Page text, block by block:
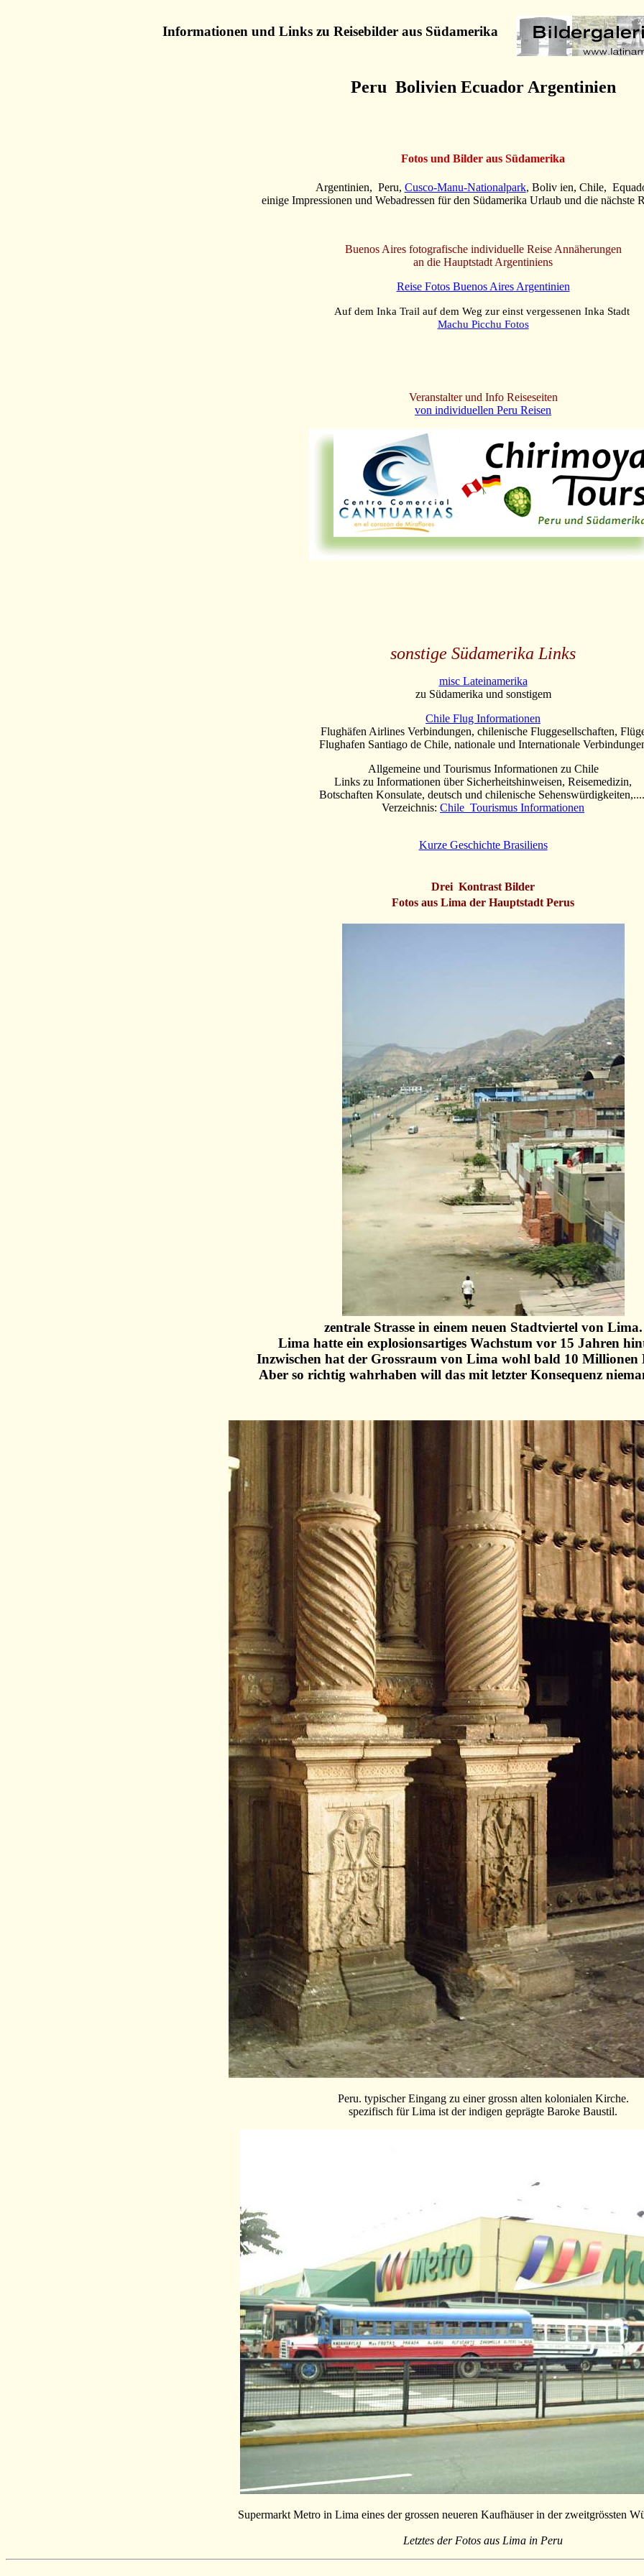
Informationen und Links zu Reisebilder aus Südamerika
Peru Bolivien Ecuador Argentinien
Fotos und Bilder aus Südamerika
Argentinien, Peru, Cusco-Manu-Nationalpark, Boliv ien, Chile,
einige Impressionen und Webadressen für den Südamerika Urlaub und die nächste
Buenos Aires fotografische individuelle Reise Annäherungen
an die Hauptstadt Argentiniens
Reise Fotos Buenos AiresArgentinien
Auf dem Inka Trail auf dem Weg zur einst vergessenen Inka Stadt
Machu Picchu Fotos
Veranstalter und Info Reiseseiten
von individuellen Peru Reisen
sonstige Südamerika Links
misc Lateinamerika
zu Südamerika und sonstigem
Chile Flug Informationen
Flughäfen Airlines Verbindungen, chilenische Fluggesellschaften,
Flughafen Santiago de Chile, nationale und Internationale
Allgemeine und Tourismus Informationen zu Chile
Links zu Informationen über Sicherheitshinweisen, Reisemedizin,
Botschaften Konsulate, deutsch und chilenische
Verzeichnis: Chile Tourismus Informationen
Kurze Geschichte Brasiliens
Drei Kontrast Bilder
Fotos aus Lima der Hauptstadt Perus
zentrale Strasse in einem neuen Stadtviertel von Lima.
Lima hatte ein explosionsartiges Wachstum vor 15 Jahren
Inzwischen hat der Grossraum von Lima wohl bald 10 Millionen
Aber so richtig wahrhaben will das mit letzter Konsequenz
Peru. typischer Eingang zu einer grossn alten kolonialen Kirche.
spezifisch für Lima ist der indigen geprägte Baroke Baustil.
Supermarkt Metro in Lima eines der grossen neueren Kaufhäuser in der zweitgrössten
Letztes der Fotos aus Lima in Peru